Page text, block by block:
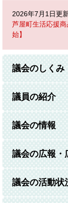
2026年7月1日更
芦屋町生活応援
始】
議会のしくみ
議員の紹介
議会の情報
議会の広報・
議会の活動状